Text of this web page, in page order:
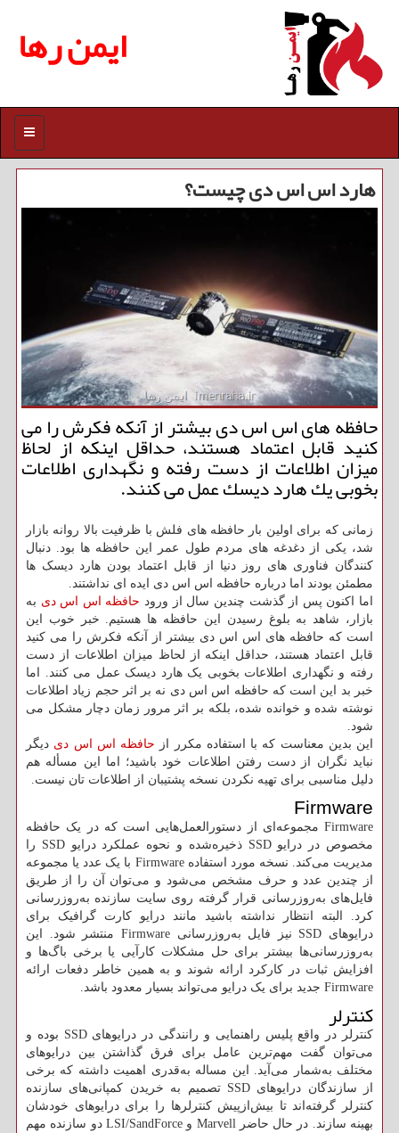
ایمن رها
منو
هارد اس اس دی چیست؟
حافظه های اس اس دی بیشتر از آنكه فكرش را می
كنید قابل اعتماد هستند، حداقل اینكه از لحاظ
میزان اطلاعات از دست رفته و نگهداری اطلاعات
بخوبی یك هارد دیسك عمل می كنند.
زمانی که برای اولین بار حافظه های فلش با ظرفیت بالا روانه بازار
شد، یکی از دغدغه های مردم طول عمر این حافظه ها بود. دنبال
کنندگان فناوری های روز دنیا از قابل اعتماد بودن هارد دیسک ها
مطمئن بودند اما درباره حافظه اس اس دی ایده ای نداشتند.
اما اکنون پس از گذشت چندین سال از ورود حافظه اس اس دی به
بازار، شاهد به بلوغ رسیدن این حافظه ها هستیم. خبر خوب این
است که حافظه های اس اس دی بیشتر از آنکه فکرش را می کنید
قابل اعتماد هستند، حداقل اینکه از لحاظ میزان اطلاعات از دست
رفته و نگهداری اطلاعات بخوبی یک هارد دیسک عمل می کنند. اما
خبر بد این است که حافظه اس اس دی نه بر اثر حجم زیاد اطلاعات
نوشته شده و خوانده شده، بلکه بر اثر مرور زمان دچار مشکل می
شود.
این بدین معناست که با استفاده مکرر از حافظه اس اس دی دیگر
نباید نگران از دست رفتن اطلاعات خود باشید؛ اما این مسأله هم
دلیل مناسبی برای تهیه نکردن نسخه پشتیبان از اطلاعات تان نیست.
Firmware
Firmware مجموعه‌ای از دستورالعمل‌هایی است که در یک حافظه
مخصوص در درایو SSD ذخیره‌شده و نحوه عملکرد درایو SSD را
مدیریت می‌کند. نسخه مورد استفاده Firmware با یک عدد یا مجموعه
از چندین عدد و حرف مشخص می‌شود و می‌توان آن را از طریق
فایل‌های به‌روزرسانی قرار گرفته روی سایت سازنده به‌روزرسانی
کرد. البته انتظار نداشته باشید مانند درایو کارت گرافیک برای
درایوهای SSD نیز فایل به‌روزرسانی Firmware منتشر شود. این
به‌روزرسانی‌ها بیشتر برای حل مشکلات کارآیی یا برخی باگ‌ها و
افزایش ثبات در کارکرد ارائه شوند و به همین خاطر دفعات ارائه
Firmware جدید برای یک درایو می‌تواند بسیار معدود باشد.
کنترلر
کنترلر در واقع پلیس راهنمایی و رانندگی در درایوهای SSD بوده و
می‌توان گفت مهم‌ترین عامل برای فرق گذاشتن بین درایوهای
مختلف به‌شمار می‌آید. این مساله به‌قدری اهمیت داشته که برخی
از سازندگان درایوهای SSD تصمیم به خریدن کمپانی‌های سازنده
کنترلر گرفته‌اند تا بیش‌ازپیش کنترلرها را برای درایوهای خودشان
بهینه سازند. در حال حاضر Marvell و LSI/SandForce دو سازنده مهم